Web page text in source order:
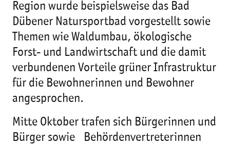
Region wurde beispielsweise das Bad
Dübener Natursportbad vorgestellt sowie
Themen wie Waldumbau, ökologische
Forst- und Landwirtschaft und die damit
verbundenen Vorteile grüner Infrastruktur
für die Bewohnerinnen und Bewohner
angesprochen.
Mitte Oktober trafen sich Bürgerinnen und
Bürger sowie Behördenvertreterinnen